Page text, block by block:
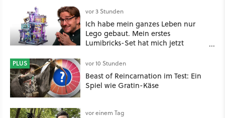
vor 3 Stunden
Ich habe mein ganzes Leben nur
Lego gebaut. Mein erstes
Lumibricks-Set hat mich jetzt
Stack im Test
PLUS vor 10 Stunden
Beast of Reincarnation im Test: Ein
Spiel wie Gratin-Käse
vor einem Tag